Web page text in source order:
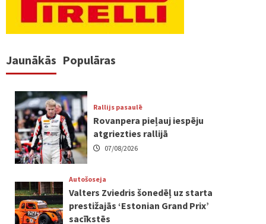
Jaunākās Populāras
Rallijs pasaulē
Rovanpera pieļauj iespēju
atgriezties rallijā
07/08/2026
Autošoseja
Valters Zviedris šonedēļ uz starta
prestižajās ‘Estonian Grand Prix’
sacīkstēs